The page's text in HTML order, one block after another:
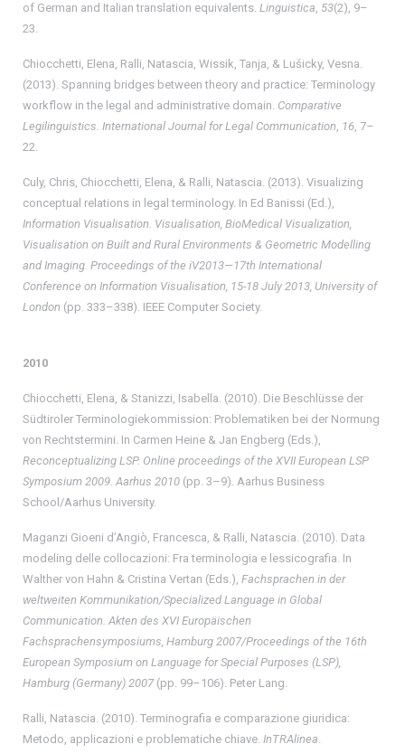
of German and Italian translation equivalents. Linguistica, 53(2), 9–
23.
Chiocchetti, Elena, Ralli, Natascia, Wissik, Tanja, & Lušicky, Vesna.
(2013). Spanning bridges between theory and practice: Terminology
workflow in the legal and administrative domain. Comparative
Legilinguistics. International Journal for Legal Communication, 16, 7–
22.
Culy, Chris, Chiocchetti, Elena, & Ralli, Natascia. (2013). Visualizing
conceptual relations in legal terminology. In Ed Banissi (Ed.),
Information Visualisation. Visualisation, BioMedical Visualization,
Visualisation on Built and Rural Environments & Geometric Modelling
and Imaging. Proceedings of the iV2013—17th International
Conference on Information Visualisation, 15-18 July 2013, University of
London (pp. 333–338). IEEE Computer Society.
2010
Chiocchetti, Elena, & Stanizzi, Isabella. (2010). Die Beschlüsse der
Südtiroler Terminologiekommission: Problematiken bei der Normung
von Rechtstermini. In Carmen Heine & Jan Engberg (Eds.),
Reconceptualizing LSP. Online proceedings of the XVII European LSP
Symposium 2009. Aarhus 2010 (pp. 3–9). Aarhus Business
School/Aarhus University.
Maganzi Gioeni d’Angiò, Francesca, & Ralli, Natascia. (2010). Data
modeling delle collocazioni: Fra terminologia e lessicografia. In
Walther von Hahn & Cristina Vertan (Eds.), Fachsprachen in der
weltweiten Kommunikation/Specialized Language in Global
Communication. Akten des XVI Europäischen
Fachsprachensymposiums, Hamburg 2007/Proceedings of the 16th
European Symposium on Language for Special Purposes (LSP),
Hamburg (Germany) 2007(pp. 99–106). Peter Lang.
Ralli, Natascia. (2010). Terminografia e comparazione giuridica:
Metodo, applicazioni e problematiche chiave. InTRAlinea.